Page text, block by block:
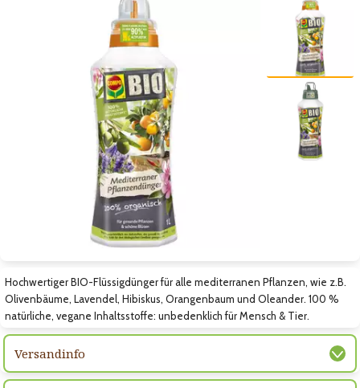
Zum vorigen Bild Zum nächsten Bild
Zum vorigen Bild
Zum nächsten Bild
Hochwertiger BIO-Flüssigdünger für alle mediterranen Pflanzen, wie z.B.
Olivenbäume, Lavendel, Hibiskus, Orangenbaum und Oleander. 100 %
natürliche, vegane Inhaltsstoffe: unbedenklich für Mensch & Tier.
Versandinfo